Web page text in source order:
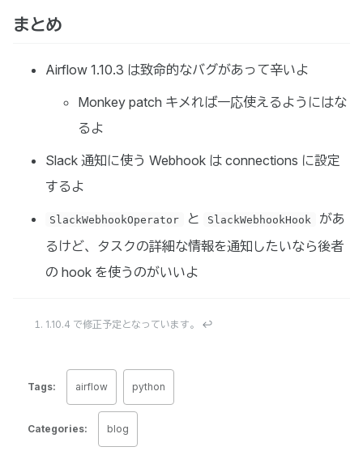
まとめ
Airflow 1.10.3 は致命的なバグがあって辛いよ
Monkey patch キメれば一応使えるようにはな
るよ
Slack 通知に使う Webhook は connections に設定
するよ
SlackWebhookOperator と SlackWebhookHook
があ
るけど、タスクの詳細な情報を通知したいなら後者
の hook を使うのがいいよ
1.10.4 で修正予定となっています。 ↩
Tags: airflow python
Categories: blog